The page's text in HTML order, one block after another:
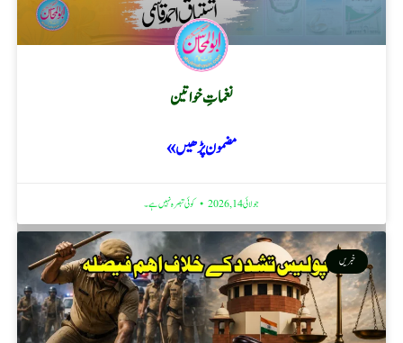
نغماتِ خواتین
مضمون پڑھیں »
جولائی 14, 2026 کوئی تبصرہ نہیں ہے۔
خبریں